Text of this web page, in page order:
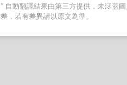
* 自動翻譯結果由第三方提供，未涵蓋
差，若有差異請以原文為準。